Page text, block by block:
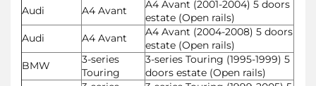
Audi
A4 Avant
A4 Avant (2001-2004) 5 doors
estate (Open rails)
Audi
A4 Avant
A4 Avant (2004-2008) 5 doors
estate (Open rails)
BMW
3-series
Touring
3-series Touring (1995-1999) 5
doors estate (Open rails)